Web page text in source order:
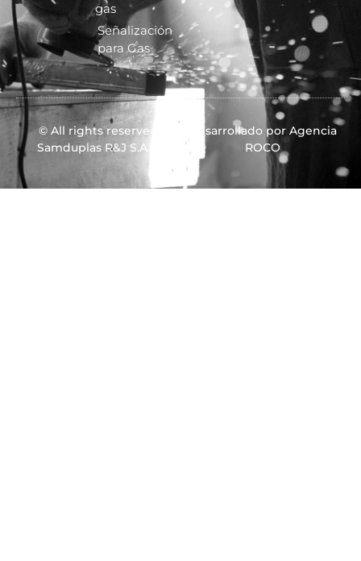
gas
Señalización
para Gas
© All rights reserved
Samduplas R&J S.A.S.
Desarrollado por Agencia
ROCO